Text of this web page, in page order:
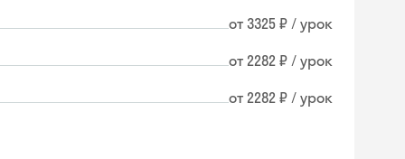
от 3325 ₽ / урок
от 2282 ₽ / урок
от 2282 ₽ / урок